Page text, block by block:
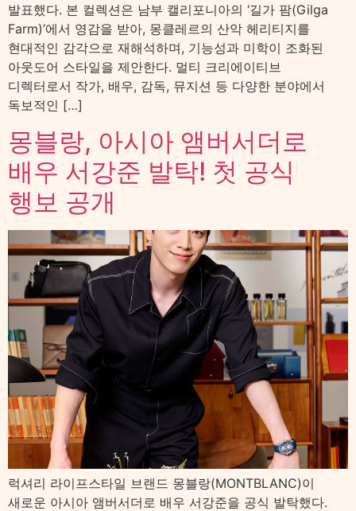
발표했다. 본 컬렉션은 남부 캘리포니아의 ‘길가 팜(Gilga
Farm)’에서 영감을 받아, 몽클레르의 산악 헤리티지를
현대적인 감각으로 재해석하며, 기능성과 미학이 조화된
아웃도어 스타일을 제안한다. 멀티 크리에이티브
디렉터로서 작가, 배우, 감독, 뮤지션 등 다양한 분야에서
독보적인 […]
몽블랑, 아시아 앰버서더로
배우 서강준 발탁! 첫 공식
행보 공개
럭셔리 라이프스타일 브랜드 몽블랑(MONTBLANC)이
새로운 아시아 앰버서더로 배우 서강준을 공식 발탁했다.